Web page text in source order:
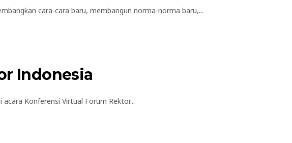
cara-cara baru, membangun norma-norma baru,...
Indonesia
Konferensi Virtual Forum Rektor...